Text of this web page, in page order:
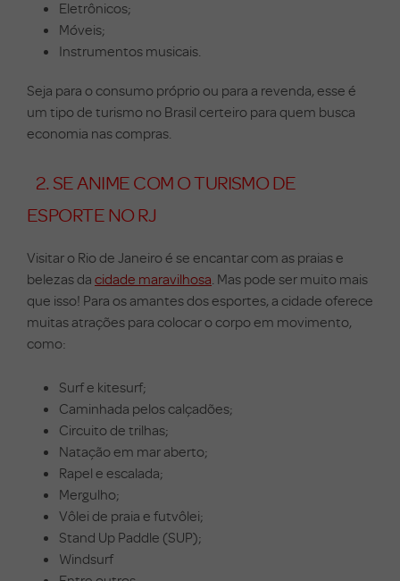
Eletrônicos;
Móveis;
Instrumentos musicais.
Seja para o consumo próprio ou para a revenda, esse é
um tipo de turismo no Brasil certeiro para quem busca
economia nas compras.
2. SE ANIME COM O TURISMO DE
ESPORTE NO RJ
Visitar o Rio de Janeiro é se encantar com as praias e
belezas da cidade maravilhosa Mas pode ser muito mais
que isso! Para os amantes dos esportes, a cidade oferece
muitas atrações para colocar o corpo em movimento,
como:
Surf e kitesurf;
Caminhada pelos calçadões;
Circuito de trilhas;
Natação em mar aberto;
Rapel e escalada;
Mergulho;
Vôlei de praia e futvôlei;
Stand Up Paddle (SUP);
Windsurf